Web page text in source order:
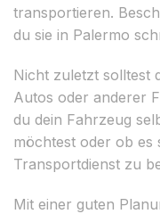
transportieren.
du sie in Palermo
Nicht zuletzt solltest
Autos oder anderer
du dein Fahrzeug
möchtest oder ob es
Transportdienst zu
Mit einer guten